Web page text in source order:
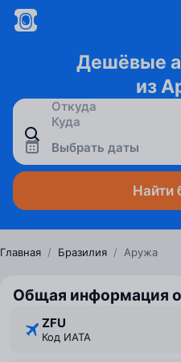
Дешёвые
из
Выбрать даты
Найти
Главная / Бразилия / Аружа
Общая информация
ZFU
Код ИАТА